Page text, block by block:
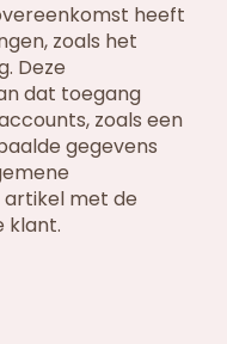
heeft
zoals het
Deze
dat toegang
zoals een
gegevens
met de
klant.